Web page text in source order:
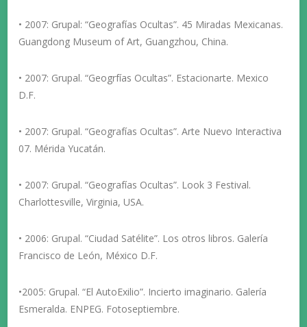
• 2007: Grupal: “Geografías Ocultas”. 45 Miradas Mexicanas.
Guangdong Museum of Art, Guangzhou, China.
• 2007: Grupal. “Geogrfías Ocultas”. Estacionarte. Mexico
D.F.
• 2007: Grupal. “Geografías Ocultas”. Arte Nuevo Interactiva
07. Mérida Yucatán.
• 2007: Grupal. “Geografías Ocultas”. Look 3 Festival.
Charlottesville, Virginia, USA.
• 2006: Grupal. “Ciudad Satélite”. Los otros libros. Galería
Francisco de León, México D.F.
•2005: Grupal. “El AutoExilio”. Incierto imaginario. Galería
Esmeralda. ENPEG. Fotoseptiembre.